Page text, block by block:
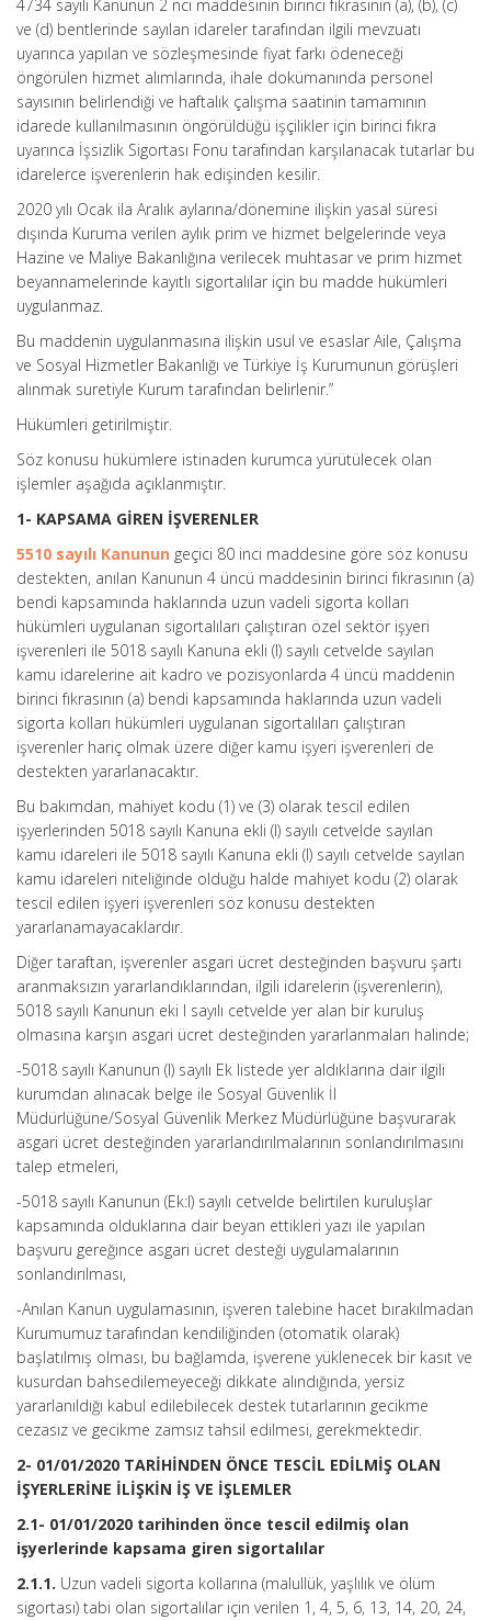
4734 sayılı Kanunun 2 nci maddesinin birinci fıkrasının (a), (b), (c)
ve (d) bentlerinde sayılan idareler tarafından ilgili mevzuatı
uyarınca yapılan ve sözleşmesinde fiyat farkı ödeneceği
öngörülen hizmet alımlarında, ihale dokümanında personel
sayısının belirlendiği ve haftalık çalışma saatinin tamamının
idarede kullanılmasının öngörüldüğü işçilikler için birinci fıkra
uyarınca İşsizlik Sigortası Fonu tarafından karşılanacak tutarlar bu
idarelerce işverenlerin hak edişinden kesilir.
2020 yılı Ocak ila Aralık aylarına/dönemine ilişkin yasal süresi
dışında Kuruma verilen aylık prim ve hizmet belgelerinde veya
Hazine ve Maliye Bakanlığına verilecek muhtasar ve prim hizmet
beyannamelerinde kayıtlı sigortalılar için bu madde hükümleri
uygulanmaz.
Bu maddenin uygulanmasına ilişkin usul ve esaslar Aile, Çalışma
ve Sosyal Hizmetler Bakanlığı ve Türkiye İş Kurumunun görüşleri
alınmak suretiyle Kurum tarafından belirlenir.”
Hükümleri getirilmiştir.
Söz konusu hükümlere istinaden kurumca yürütülecek olan
işlemler aşağıda açıklanmıştır.
1- KAPSAMA GİREN İŞVERENLER
5510 sayılı Kanunun geçici 80 inci maddesine göre söz konusu
destekten, anılan Kanunun 4 üncü maddesinin birinci fıkrasının (a)
bendi kapsamında haklarında uzun vadeli sigorta kolları
hükümleri uygulanan sigortalıları çalıştıran özel sektör işyeri
işverenleri ile 5018 sayılı Kanuna ekli (I) sayılı cetvelde sayılan
kamu idarelerine ait kadro ve pozisyonlarda 4 üncü maddenin
birinci fıkrasının (a) bendi kapsamında haklarında uzun vadeli
sigorta kolları hükümleri uygulanan sigortalıları çalıştıran
işverenler hariç olmak üzere diğer kamu işyeri işverenleri de
destekten yararlanacaktır.
Bu bakımdan, mahiyet kodu (1) ve (3) olarak tescil edilen
işyerlerinden 5018 sayılı Kanuna ekli (I) sayılı cetvelde sayılan
kamu idareleri ile 5018 sayılı Kanuna ekli (I) sayılı cetvelde sayılan
kamu idareleri niteliğinde olduğu halde mahiyet kodu (2) olarak
tescil edilen işyeri işverenleri söz konusu destekten
yararlanamayacaklardır.
Diğer taraftan, işverenler asgari ücret desteğinden başvuru şartı
aranmaksızın yararlandıklarından, ilgili idarelerin (işverenlerin),
5018 sayılı Kanunun eki I sayılı cetvelde yer alan bir kuruluş
olmasına karşın asgari ücret desteğinden yararlanmaları halinde;
-5018 sayılı Kanunun (I) sayılı Ek listede yer aldıklarına dair ilgili
kurumdan alınacak belge ile Sosyal Güvenlik İl
Müdürlüğüne/Sosyal Güvenlik Merkez Müdürlüğüne başvurarak
asgari ücret desteğinden yararlandırılmalarının sonlandırılmasını
talep etmeleri,
-5018 sayılı Kanunun (Ek:I) sayılı cetvelde belirtilen kuruluşlar
kapsamında olduklarına dair beyan ettikleri yazı ile yapılan
başvuru gereğince asgari ücret desteği uygulamalarının
sonlandırılması,
-Anılan Kanun uygulamasının, işveren talebine hacet bırakılmadan
Kurumumuz tarafından kendiliğinden (otomatik olarak)
başlatılmış olması, bu bağlamda, işverene yüklenecek bir kasıt ve
kusurdan bahsedilemeyeceği dikkate alındığında, yersiz
yararlanıldığı kabul edilebilecek destek tutarlarının gecikme
cezasız ve gecikme zamsız tahsil edilmesi, gerekmektedir.
2- 01/01/2020 TARİHİNDEN ÖNCE TESCİL EDİLMİŞ OLAN
İŞYERLERİNE İLİŞKİN İŞ VE İŞLEMLER
2.1- 01/01/2020 tarihinden önce tescil edilmiş olan
işyerlerinde kapsama giren sigortalılar
2.1.1. Uzun vadeli sigorta kollarına (malullük, yaşlılık ve ölüm
sigortası) tabi olan sigortalılar için verilen 1, 4, 5, 6, 13, 14, 20, 24,